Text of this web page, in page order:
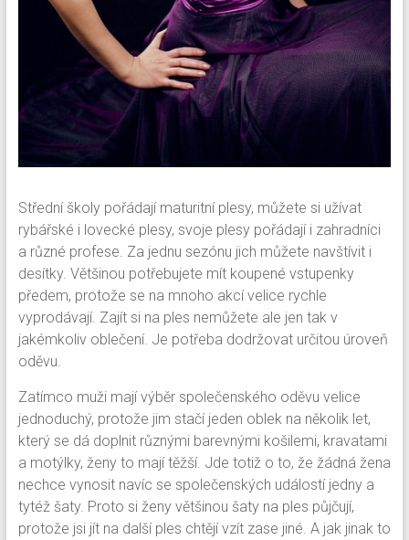
Střední školy pořádají maturitní plesy, můžete si užívat
rybářské i lovecké plesy, svoje plesy pořádají i zahradníci
a různé profese. Za jednu sezónu jich můžete navštívit i
desítky. Většinou potřebujete mít koupené vstupenky
předem, protože se na mnoho akcí velice rychle
vyprodávají. Zajít si na ples nemůžete ale jen tak v
jakémkoliv oblečení. Je potřeba dodržovat určitou úroveň
oděvu.
Zatímco muži mají výběr společenského oděvu velice
jednoduchý, protože jim stačí jeden oblek na několik let,
který se dá doplnit různými barevnými košilemi, kravatami
a motýlky, ženy to mají těžší. Jde totiž o to, že žádná žena
nechce vynosit navíc se společenských událostí jedny a
tytéž šaty. Proto si ženy většinou šaty na ples půjčují,
protože jsi jít na další ples chtějí vzít zase jiné. A jak jinak to